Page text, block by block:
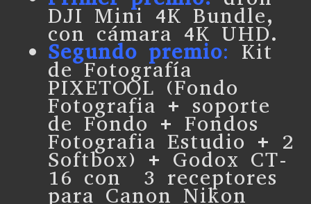
DJI Mini 4K Bundle,
con cámara 4K UHD.
Segundo premio: Kit
de Fotografía
PIXETOOL (Fondo
Fotografia + soporte
de Fondo + Fondos
Fotografia Estudio + 2
Softbox) + Godox CT-
16 con 3 receptores
para Canon Nikon